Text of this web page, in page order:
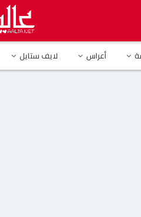
أعراس لايف ستايل
الأنترنت: ” مروان خوري ليش شايف حالك؟”